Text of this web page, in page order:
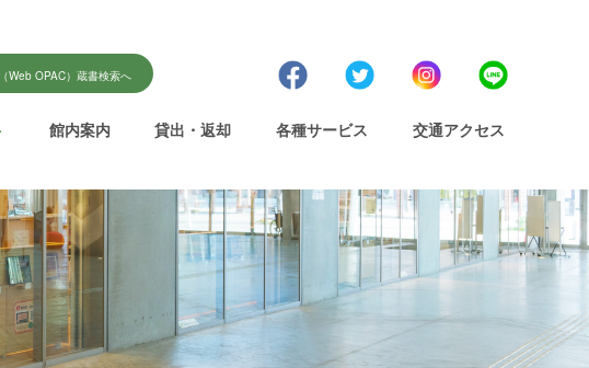
Web OPAC）蔵書検索へ
館内案内 貸出・返却 各種サービス 交通アクセス